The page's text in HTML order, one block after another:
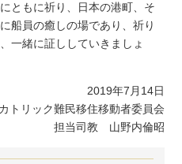
ともに祈り、日本の港町、そ
船員の癒しの場であり、祈り
一緒に証ししていきましょ
2019年7月14日
トリック難民移住移動者委員会
担当司教 山野内倫昭